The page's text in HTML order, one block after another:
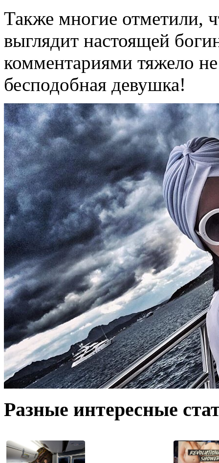
Также многие отметили,
выглядит настоящей
комментариями тяжело
бесподобная девушка!
Разные интересные